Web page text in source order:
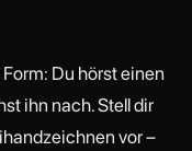
Du hörst einen
ihn nach. Stell dir
vor –